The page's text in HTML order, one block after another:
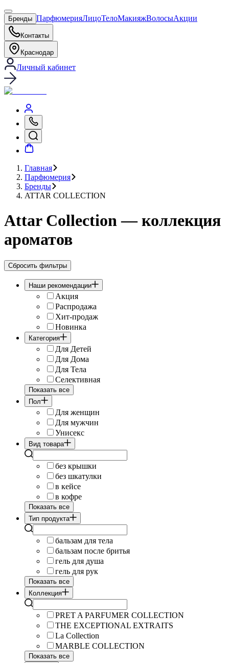
Бренды ПарфюмерияЛицоТелоМакияжВолосыАкции
Контакты
Краснодар
Личный кабинет
Главная
Парфюмерия
Бренды
ATTAR COLLECTION
Attar Collection — коллекция
ароматов
Сбросить фильтры
Наши рекомендации
Акция
Распродажа
Хит-продаж
Новинка
Категория
Для Детей
Для Дома
Для Тела
Селективная
Показать все
Пол
Для женщин
Для мужчин
Унисекс
Вид товара
без крышки
без шкатулки
в кейсе
в кофре
Показать все
Тип продукта
бальзам для тела
бальзам после бритья
гель для душа
гель для рук
Показать все
Коллекция
PRET A PARFUMER COLLECTION
THE EXCEPTIONAL EXTRAITS
La Collection
MARBLE COLLECTION
Показать все